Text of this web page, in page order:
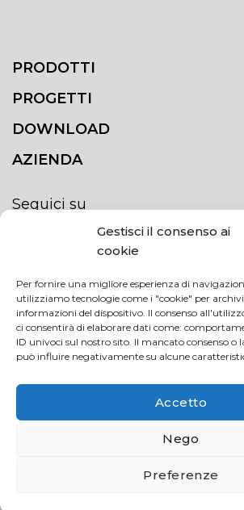
Gestisci il consenso ai
cookie
Per fornire una migliore esperienza di
utilizziamo tecnologie come i "cookie" per
informazioni del dispositivo. Il consenso
ci consentirà di elaborare dati come:
ID univoci sul nostro sito. Il mancato consenso o
può influire negativamente su alcune
Accetto
Nego
Preferenze
PRODOTTI
PROGETTI
DOWNLOAD
AZIENDA
Seguici su
ISCRIVITI ALLA NEWSLETTER
Rimani sempre aggiornato
newsletter
NEWSLETTER
Acconsento al trattamento dei
If